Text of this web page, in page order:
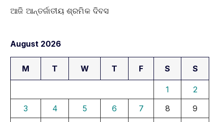
ଆଜି ଆନ୍ତର୍ଜାତୀୟ ଶ୍ରମିକ ଦିବସ
August 2026
M T W T F S S
1
2
3
4 5 6 7 8
9